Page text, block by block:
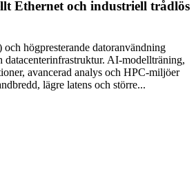
Ethernet och industriell trådlös
högpresterande datoranvändning
AI-modellträning,
avancerad analys och HPC-miljöer
lägre latens och större...